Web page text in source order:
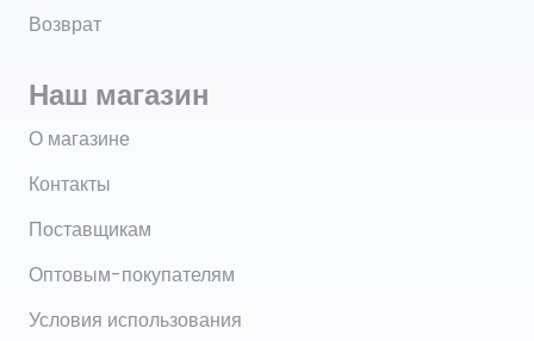
Возврат
Наш магазин
О магазине
Контакты
Поставщикам
Оптовым-покупателям
Условия использования